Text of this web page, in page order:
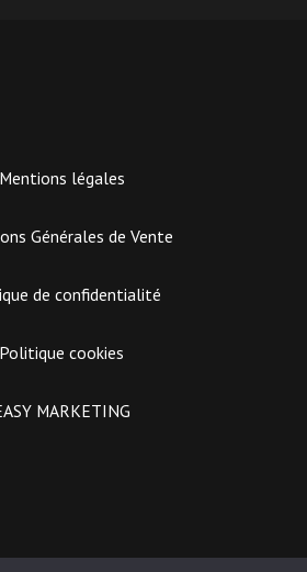
Mentions légales
Générales de Vente
de confidentialité
Politique cookies
MARKETING